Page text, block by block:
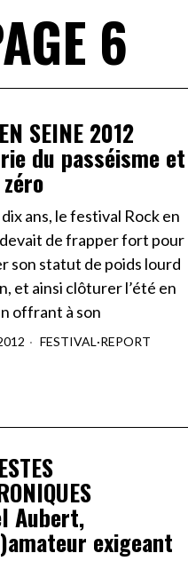
6
SEINE 2012
du passéisme et
ans, le festival Rock en
devait de frapper fort pour
son statut de poids lourd
et ainsi clôturer l’été en
offrant à son
FESTIVAL·REPORT
Aubert,
exigeant